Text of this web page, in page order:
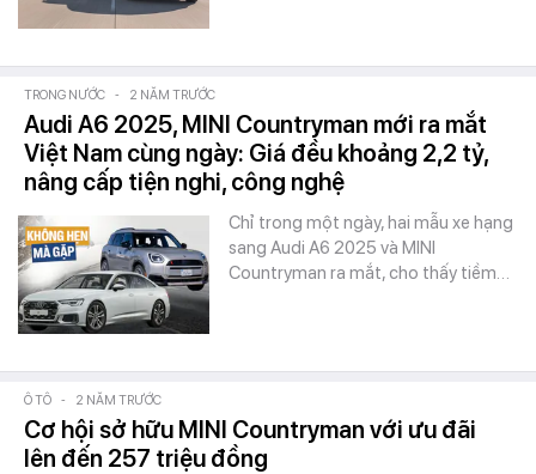
TRONG NƯỚC - 2 NĂM TRƯỚC
Audi A6 2025, MINI Countryman mới ra mắt
Việt Nam cùng ngày: Giá đều khoảng 2,2 tỷ,
nâng cấp tiện nghi, công nghệ
Chỉ trong một ngày, hai mẫu xe hạng
sang Audi A6 2025 và MINI
Countryman ra mắt, cho thấy tiềm…
Ô TÔ - 2 NĂM TRƯỚC
Cơ hội sở hữu MINI Countryman với ưu đãi
lên đến 257 triệu đồng